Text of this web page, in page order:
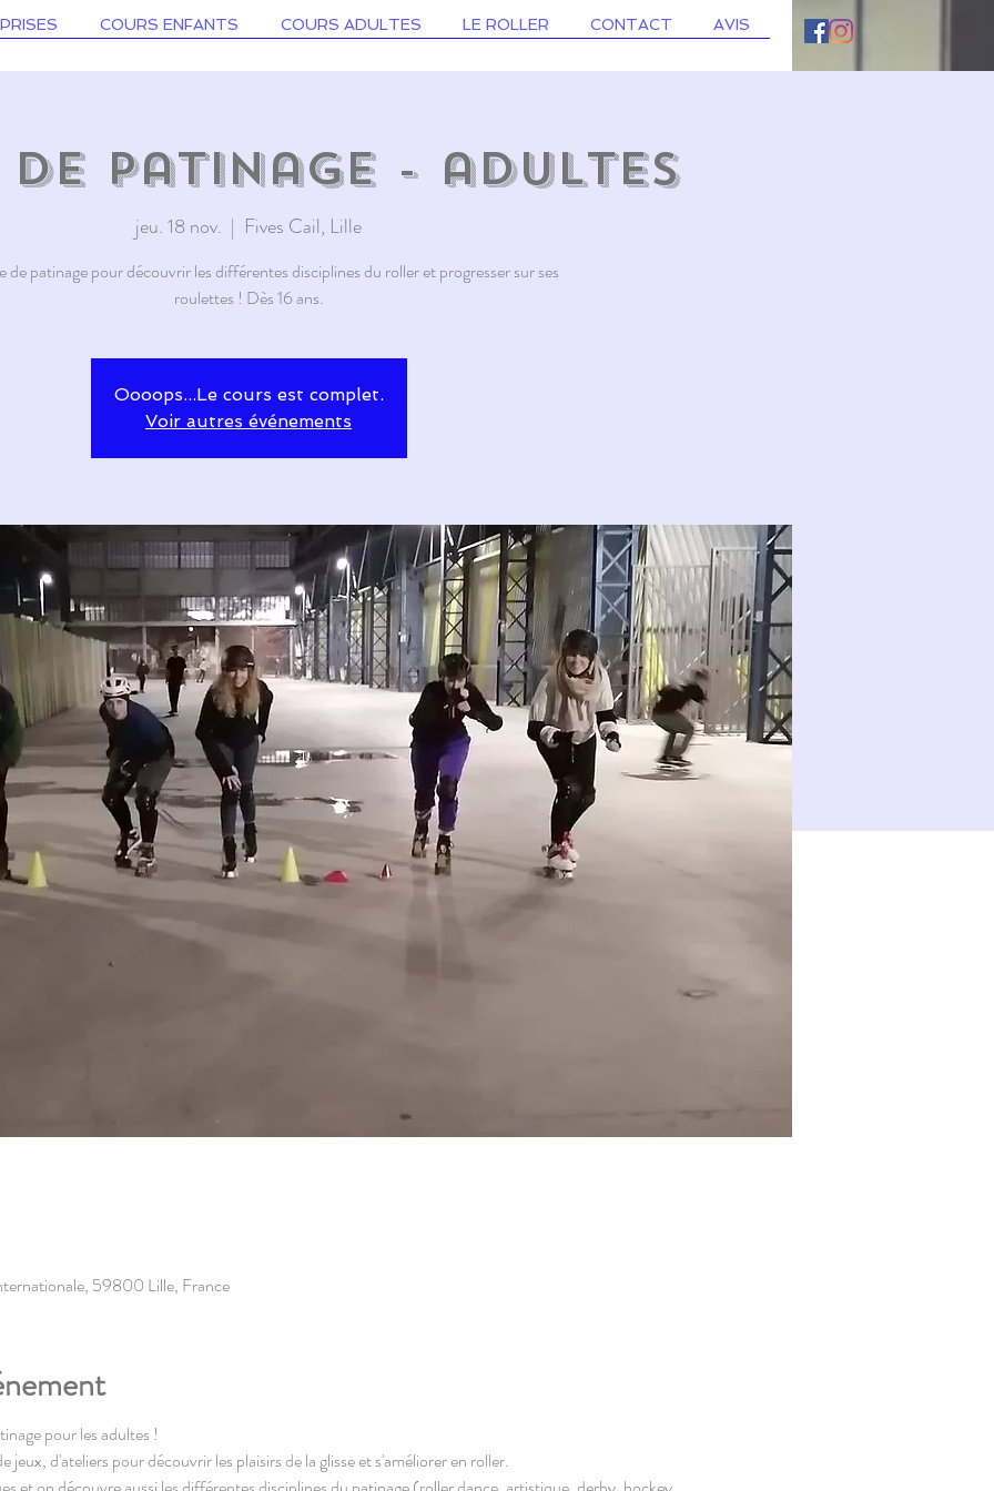
COURS ENFANTS COURS ADULTES LE ROLLER CONTACT AVIS
de patinage - adultes
jeu. 18 nov.
  |
Fives Cail, Lille
de patinage pour découvrir les différentes disciplines du roller et progresser sur ses
roulettes ! Dès 16 ans.
Oooops...Le cours est complet.
Voir autres événements
59800 Lille, France
pour les adultes !
jeux, d'ateliers pour découvrir les plaisirs de la glisse et s'améliorer en roller.